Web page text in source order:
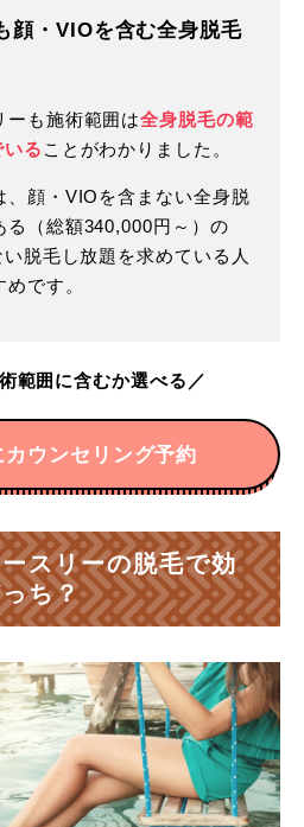
顔・VIOを含む全身脱毛
ーも施術範囲は全身脱毛の範
る ことがわかりました。
、顔・VIOを含まない全身脱
る（総額340,000円～）の
脱毛し放題を求めている人
です。
範囲に含むか選べる／
カウンセリング予約
スリーの脱毛で効
ち？